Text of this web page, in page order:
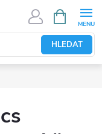
HLEDAT
NÁKUPNÍ
KOŠÍK